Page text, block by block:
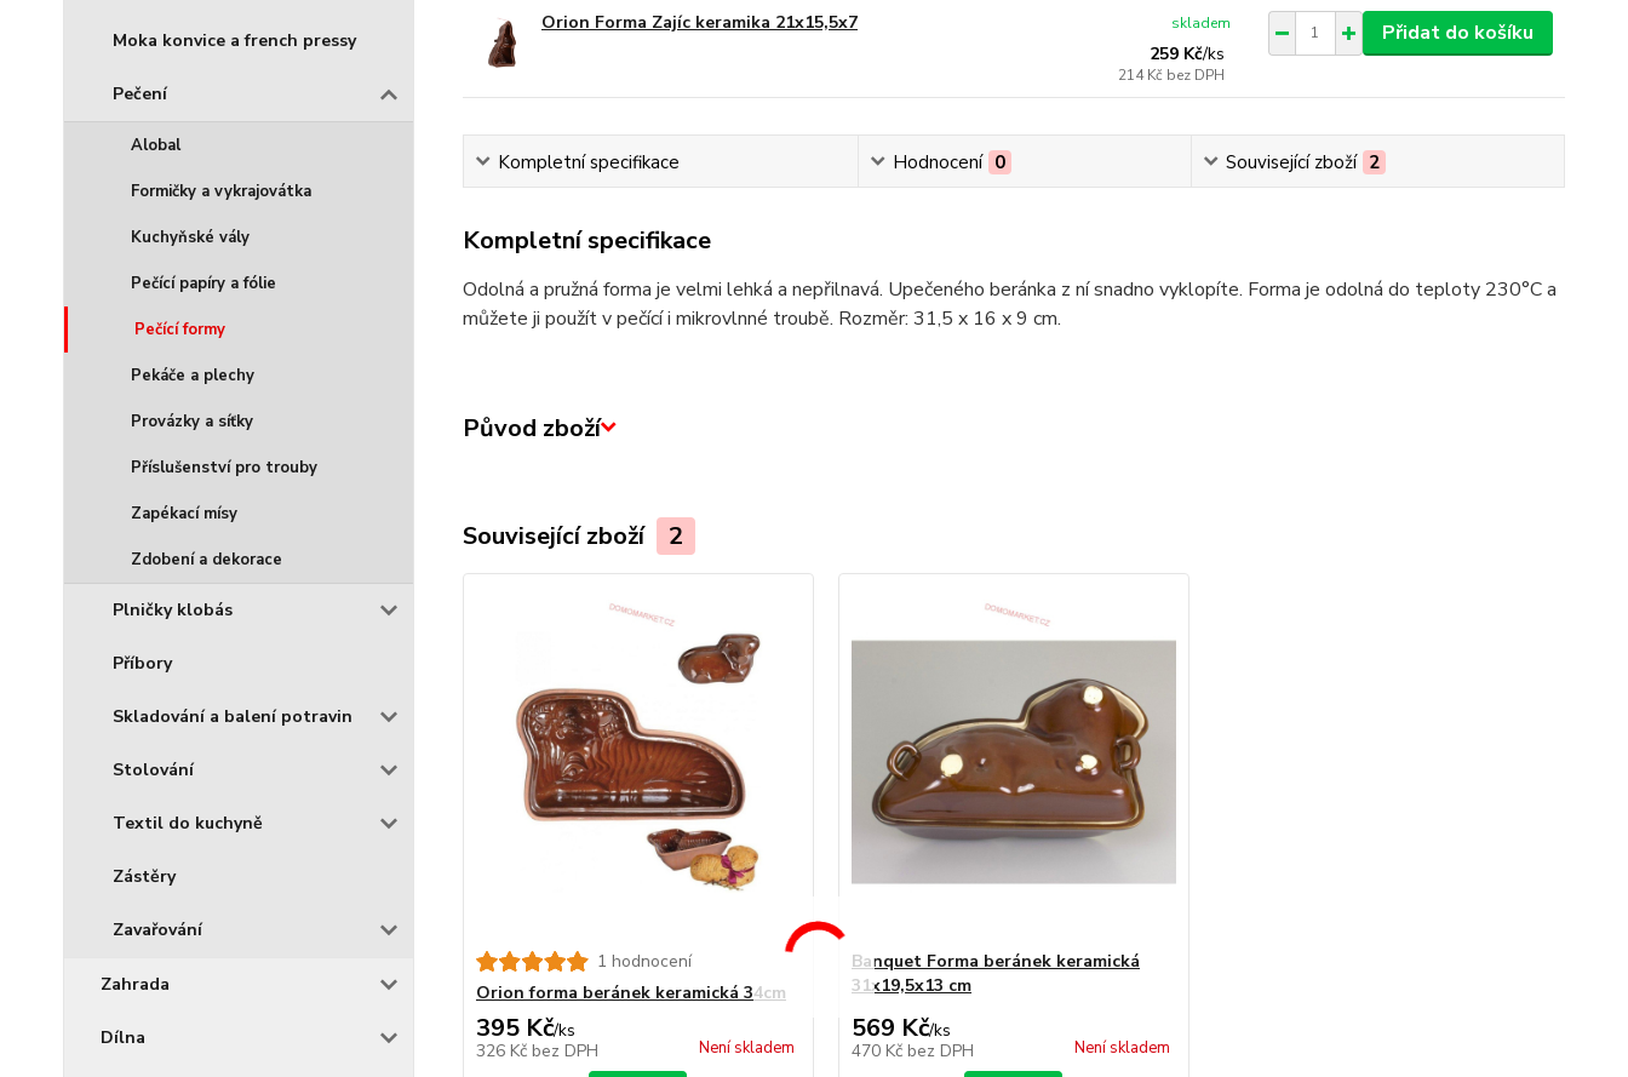
Moka konvice a french pressy
Pečení
Alobal
Formičky a vykrajovátka
Kuchyňské vály
Pečící papíry a fólie
Pečící formy
Pekáče a plechy
Provázky a síťky
Příslušenství pro trouby
Zapékací mísy
Zdobení a dekorace
Plničky klobás
Příbory
Skladování a balení potravin
Stolování
Textil do kuchyně
Zástěry
Zavařování
Zahrada
Dílna
Orion Forma Zajíc keramika 21x15,5x7
259 Kč/ks
214 Kč bez DPH
skladem Přidat do košíku
Kompletní specifikace Hodnocení 0 Související zboží 2
Kompletní specifikace
Odolná a pružná forma je velmi lehká a nepřilnavá. Upečeného beránka z ní snadno vyklopíte. Forma je odolná do teploty 230°C a
můžete ji použít v pečící i mikrovlnné troubě. Rozměr: 31,5 x 16 x 9 cm.
Původ zboží
Související zboží 2
1 hodnocení
Orion forma beránek keramická 34cm
395 Kč/ks
326 Kč bez DPH Není skladem
Banquet Forma beránek keramická
31x19,5x13 cm
569 Kč/ks
470 Kč bez DPH Není skladem